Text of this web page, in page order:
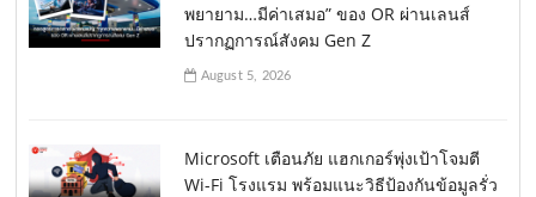
พยายาม…มีค่าเสมอ” ของ OR ผ่านเลนส์
ปรากฏการณ์สังคม Gen Z
August 5, 2026
Microsoft เตือนภัย แฮกเกอร์พุ่งเป้าโจมตี
Wi-Fi โรงแรม พร้อมแนะวิธีป้องกันข้อมูลรั่ว